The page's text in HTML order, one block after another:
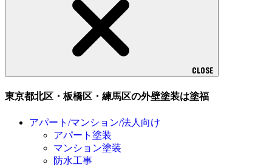
CLOSE
東京都北区・板橋区・練馬区の外壁塗装は塗福
アパート/マンション/法人向け
アパート塗装
マンション塗装
防水工事